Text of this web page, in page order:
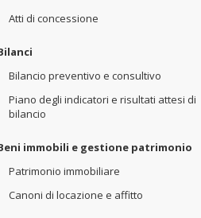
Atti di concessione
Bilancio preventivo e consultivo
Piano degli indicatori e risultati attesi di
bilancio
immobili e gestione patrimonio
Patrimonio immobiliare
Canoni di locazione e affitto